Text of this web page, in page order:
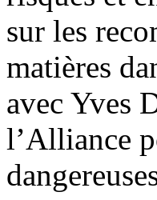
sur les
matières
avec Yves
l’Alliance